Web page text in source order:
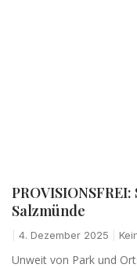
Salzmünde
4. Dezember 2025
Unweit von Park und